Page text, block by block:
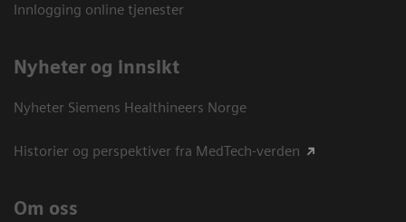
Innlogging online tjenester
Nyheter og innsikt
Nyheter Siemens Healthineers Norge
Historier og perspektiver fra MedTech-verden
Om oss